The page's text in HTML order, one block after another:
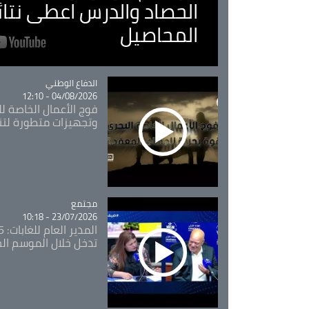
الحصاد والدرس اعطى
المحاصيل
Catégorie
الدفاع الوطني
04/08/2026 - 12:10
فوج الأعمال الخاصة
وتجهيزات متطورة
Catégorie
مجتمع
23/07/2026 - 10:18
تدخل خلال الموسم